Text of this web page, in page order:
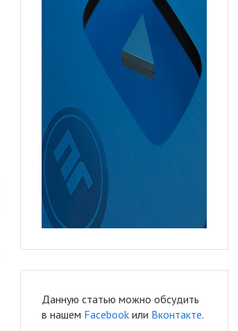
Данную статью можно обсудить
в нашем Facebook или Вконтакте.